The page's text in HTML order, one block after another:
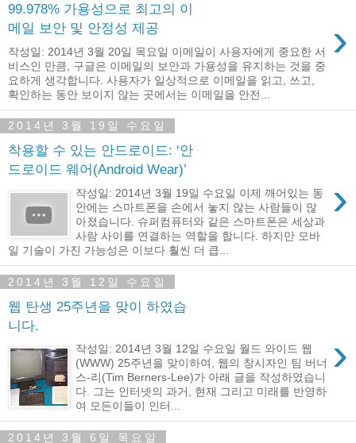
99.978% 가용성으로 최고의 이
메일 보안 및 안정성 제공
›
작성일: 2014년 3월 20일 목요일 이메일이 사용자에게 중요한 서
비스인 만큼, 구글은 이메일의 보안과 가용성을 유지하는 것을 중
요하게 생각합니다. 사용자가 일상적으로 이메일을 읽고, 쓰고,
확인하는 동안 보이지 않는 곳에서는 이메일을 안전...
2014년 3월 19일 수요일
착용할 수 있는 안드로이드: ‘안
드로이드 웨어(Android Wear)’
›
작성일: 2014년 3월 19일 수요일 이제 깨어있는 동
안에는 스마트폰을 손에서 놓지 않는 사람들이 많
아졌습니다. 슈퍼컴퓨터와 같은 스마트폰은 세상과
사람 사이를 연결하는 역할을 합니다. 하지만 모바
일 기술이 가진 가능성은 이보다 훨씬 더 큽...
2014년 3월 12일 수요일
웹 탄생 25주년을 맞이 하였습
니다.
›
작성일: 2014년 3월 12일 수요일 월드 와이드 웹
(WWW) 25주년을 맞이하여, 웹의 창시자인 팀 버너
스-리(Tim Berners-Lee)가 아래 글을 작성하였습니
다. 그는 인터넷의 과거, 현재 그리고 미래를 반영하
여 모든이들이 인터...
2014년 3월 6일 목요일